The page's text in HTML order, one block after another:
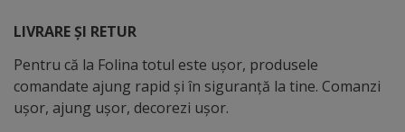
LIVRARE ȘI RETUR
Pentru că la Folina totul este ușor, produsele
comandate ajung rapid și în siguranță la tine. Comanzi
ușor, ajung ușor, decorezi ușor.